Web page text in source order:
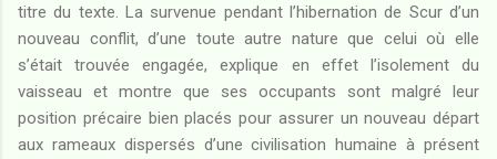
titre du texte. La survenue pendant l’hibernation de Scur d’un
nouveau conflit, d’une toute autre nature que celui où elle
s’était trouvée engagée, explique en effet l’isolement du
vaisseau et montre que ses occupants sont malgré leur
position précaire bien placés pour assurer un nouveau départ
aux rameaux dispersés d’une civilisation humaine à présent